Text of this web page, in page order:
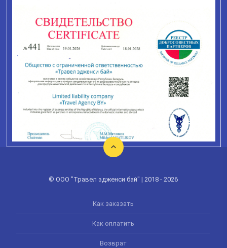
© ООО "Травел эдженси бай" | 2018 - 2026
Как заказать
Как оплатить
Возврат